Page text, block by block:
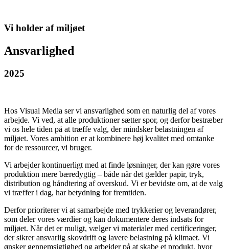
Vi holder af miljøet
Ansvarlighed
2025
Hos Visual Media ser vi ansvarlighed som en naturlig del af vores
arbejde. Vi ved, at alle produktioner sætter spor, og derfor bestræber
vi os hele tiden på at træffe valg, der mindsker belastningen af
miljøet. Vores ambition er at kombinere høj kvalitet med omtanke
for de ressourcer, vi bruger.
Vi arbejder kontinuerligt med at finde løsninger, der kan gøre vores
produktion mere bæredygtig – både når det gælder papir, tryk,
distribution og håndtering af overskud. Vi er bevidste om, at de valg
vi træffer i dag, har betydning for fremtiden.
Derfor prioriterer vi at samarbejde med trykkerier og leverandører,
som deler vores værdier og kan dokumentere deres indsats for
miljøet. Når det er muligt, vælger vi materialer med certificeringer,
der sikrer ansvarlig skovdrift og lavere belastning på klimaet. Vi
ønsker gennemsigtighed og arbejder på at skabe et produkt, hvor